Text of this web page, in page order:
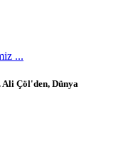
...
Ali Çöl'den, Dünya